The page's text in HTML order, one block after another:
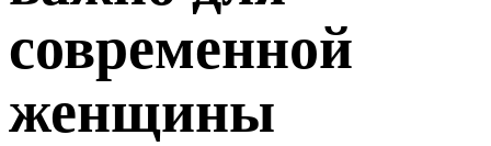
современной
женщины